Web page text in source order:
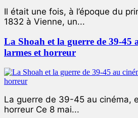
Il était une fois, à l’époque du
1832 à Vienne, un...
La Shoah et la guerre de 39-45
larmes et horreur
La guerre de 39-45 au cinéma,
horreur Ce 8 mai...